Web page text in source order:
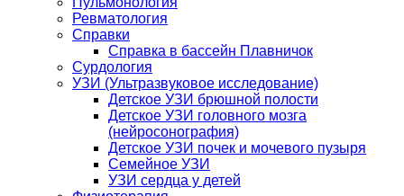
Ревматология
Справки
Справка в бассейн Плавничок
Сурдология
УЗИ (Ультразвуковое исследование)
Детское УЗИ брюшной полости
Детское УЗИ головного мозга
(нейросонография)
Детское УЗИ почек и мочевого пузыря
Семейное УЗИ
УЗИ сердца у детей